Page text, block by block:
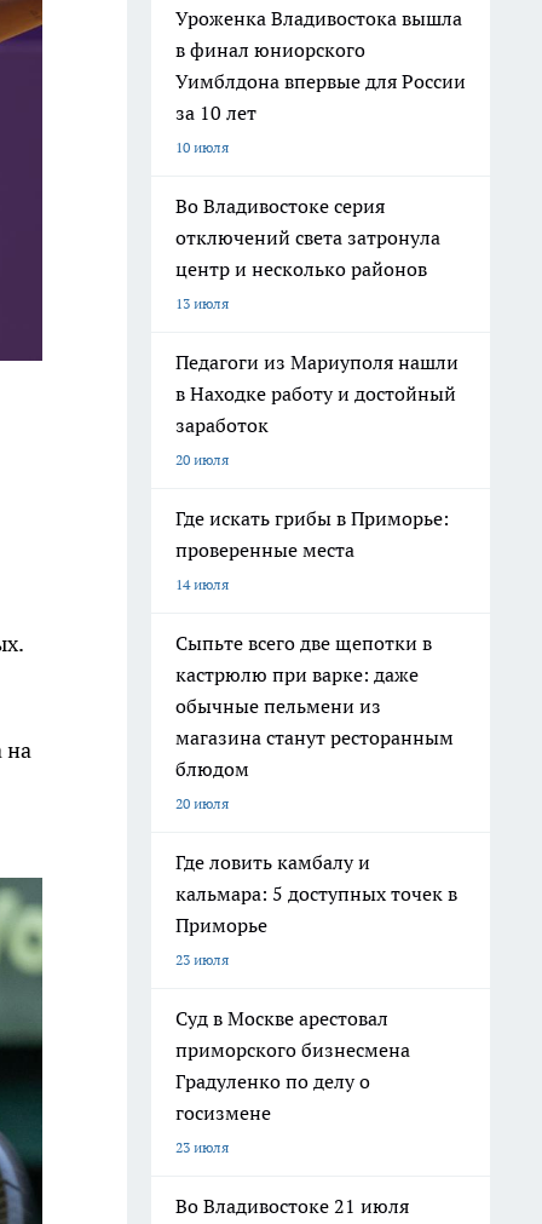
на
Уроженка Владивостока вышла
в финал юниорского
Уимблдона впервые для России
за 10 лет
10 июля
Во Владивостоке серия
отключений света затронула
центр и несколько районов
13 июля
Педагоги из Мариуполя нашли
в Находке работу и достойный
заработок
20 июля
Где искать грибы в Приморье:
проверенные места
14 июля
Сыпьте всего две щепотки в
кастрюлю при варке: даже
обычные пельмени из
магазина станут ресторанным
блюдом
20 июля
Где ловить камбалу и
кальмара: 5 доступных точек в
Приморье
23 июля
Суд в Москве арестовал
приморского бизнесмена
Градуленко по делу о
госизмене
23 июля
Во Владивостоке 21 июля